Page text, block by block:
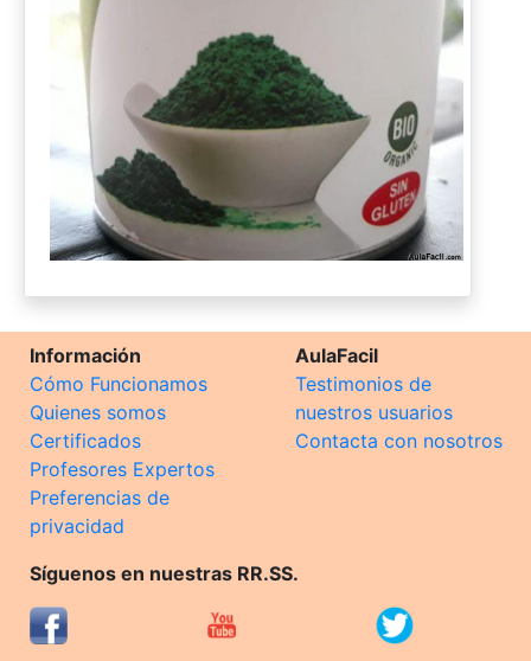
Información
Cómo Funcionamos
Quienes somos
Certificados
Profesores Expertos
Preferencias de
privacidad
AulaFacil
Testimonios de
nuestros usuarios
Contacta con nosotros
Síguenos en nuestras RR.SS.